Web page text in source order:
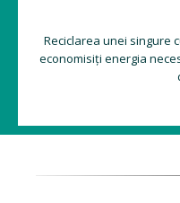
Reciclarea unei singure
economisiți energia